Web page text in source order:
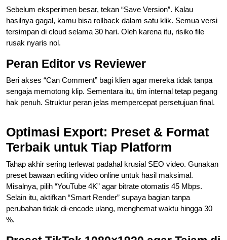
Sebelum eksperimen besar, tekan “Save Version”. Kalau
hasilnya gagal, kamu bisa rollback dalam satu klik. Semua versi
tersimpan di cloud selama 30 hari. Oleh karena itu, risiko file
rusak nyaris nol.
Peran Editor vs Reviewer
Beri akses “Can Comment” bagi klien agar mereka tidak tanpa
sengaja memotong klip. Sementara itu, tim internal tetap pegang
hak penuh. Struktur peran jelas mempercepat persetujuan final.
Optimasi Export: Preset & Format
Terbaik untuk Tiap Platform
Tahap akhir sering terlewat padahal krusial SEO video. Gunakan
preset bawaan editing video online untuk hasil maksimal.
Misalnya, pilih “YouTube 4K” agar bitrate otomatis 45 Mbps.
Selain itu, aktifkan “Smart Render” supaya bagian tanpa
perubahan tidak di-encode ulang, menghemat waktu hingga 30
%.